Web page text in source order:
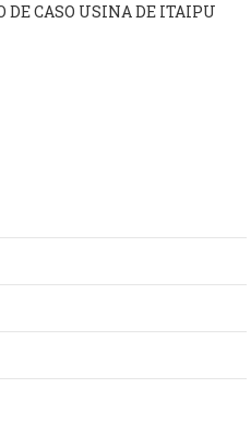
DE CASO USINA DE ITAIPU